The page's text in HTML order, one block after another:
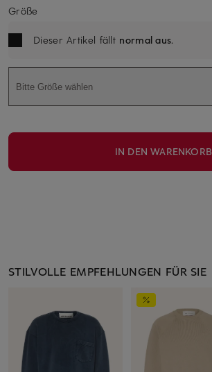
Größe
Dieser Artikel fällt normal aus.
Bitte Größe wählen
IN DEN WARENKORB
STILVOLLE EMPFEHLUNGEN FÜR SIE